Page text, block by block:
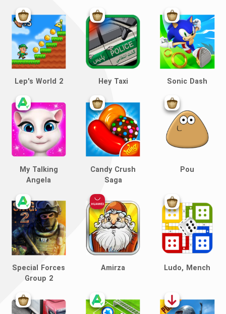
Sonic Dash
Hey Taxi
Lep's World 2
Pou
Candy Crush
Saga
My Talking
Angela
Ludo, Mench
Amirza
Special Forces
Group 2